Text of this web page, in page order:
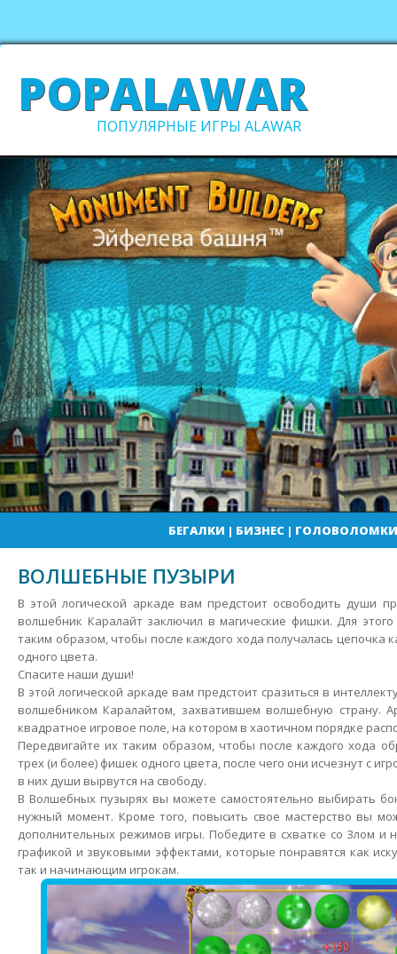
POPALAWAR
ПОПУЛЯРНЫЕ ИГРЫ ALAWAR
БЕГАЛКИ | БИЗНЕС| ГОЛОВОЛОМКИ
ВОЛШЕБНЫЕ ПУЗЫРИ
В этой логической аркаде вам предстоит освободить души
волшебник Каралайт заключил в магические фишки. Для
таким образом, чтобы после каждого хода получалась цепочка
одного цвета.
Спасите наши души!
В этой логической аркаде вам предстоит сразиться в
волшебником Каралайтом, захватившем волшебную страну.
квадратное игровое поле, на котором в хаотичном порядке
Передвигайте их таким образом, чтобы после каждого хода
трех (и более) фишек одного цвета, после чего они исчезнут с
в них души вырвутся на свободу.
В Волшебных пузырях вы можете самостоятельно выбирать
нужный момент. Кроме того, повысить свое мастерство вы
дополнительных режимов игры. Победите в схватке со Злом и
графикой и звуковыми эффектами, которые понравятся как
так и начинающим игрокам.